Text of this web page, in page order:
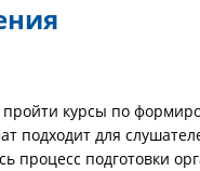
пройти курсы по
подходит для
процесс подготовки